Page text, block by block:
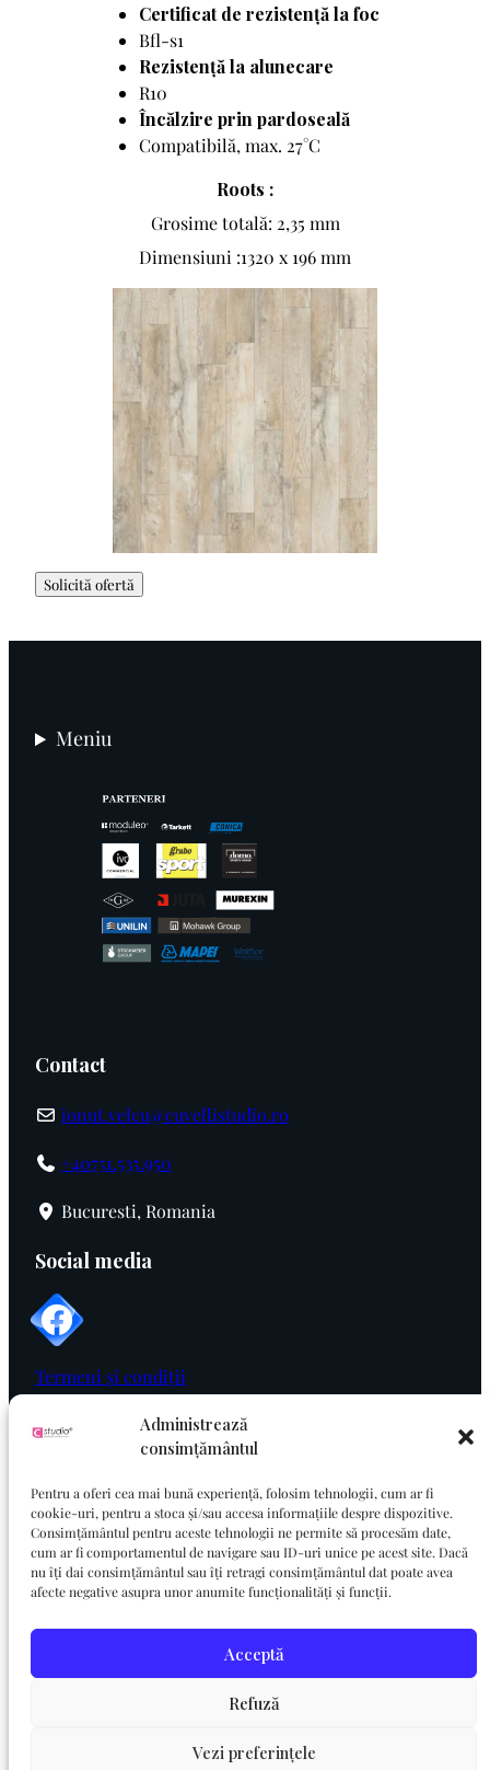
Administrează
consimțământul
Pentru a oferi cea mai bună experiență, folosim tehnologii, cum ar fi
cookie-uri, pentru a stoca și/sau accesa informațiile despre dispozitive.
Consimțământul pentru aceste tehnologii ne permite să procesăm date,
cum ar fi comportamentul de navigare sau ID-uri unice pe acest site. Dacă
nu îți dai consimțământul sau îți retragi consimțământul dat poate avea
afecte negative asupra unor anumite funcționalități și funcții.
Acceptă
Refuză
Vezi preferințele
Certificat de rezistență la foc
Bfl-s1
Rezistență la alunecare
R10
Încălzire prin pardoseală
Compatibilă, max. 27°C
Roots :
Grosime totală: 2,35 mm
Dimensiuni :1320 x 196 mm
Solicită ofertă
Meniu
Contact
ionut.velcu@cuvellistudio.ro
+40751.535.950
Bucuresti, Romania
Social media
Termeni și condiții
Politica de cookie
© 2025 Cuvelli Studio. All rights reserved.